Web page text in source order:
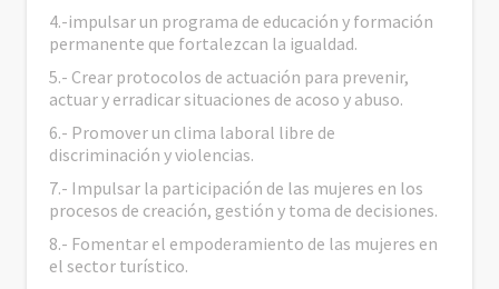
4.-impulsar un programa de educación y formación
permanente que fortalezcan la igualdad.
5.- Crear protocolos de actuación para prevenir,
actuar y erradicar situaciones de acoso y abuso.
6.- Promover un clima laboral libre de
discriminación y violencias.
7.- Impulsar la participación de las mujeres en los
procesos de creación, gestión y toma de decisiones.
8.- Fomentar el empoderamiento de las mujeres en
el sector turístico.